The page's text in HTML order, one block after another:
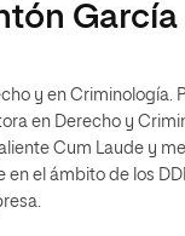
García
y en Criminología.
en Derecho y
Cum Laude y
en el ámbito de los